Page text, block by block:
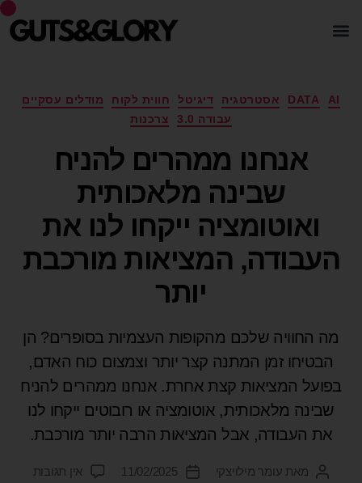
AI
DATA אסטרטגיה דיגיטל חווית לקוח
מודלים עסקיים
עבודה 3.0
צרכנות
אנחנו ממהרים להניח
שבינה מלאכותית
ואוטומציה ייקחו לנו את
העבודה, המציאות מורכבת
יותר
מה החוויה שלכם מהקופות העצמיות בסופרים? הן
הבטיחו זמן המתנה קצר יותר וצמצום כוח האדם,
בפועל המציאות קצת אחרת. אנחנו ממהרים להניח
שבינה מלאכותית, אוטומציה או רובוטים ייקחו לנו
את העבודה, אבל המציאות הרבה יותר מורכבת.
מאת עומר מילויצקי 11/02/2025 אין תגובות